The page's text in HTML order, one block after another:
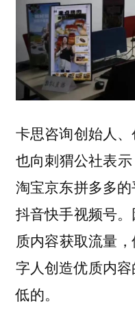
卡思咨询创始人
也向刺猬公社表
淘宝京东拼多多
抖音快手视频号
质内容获取流量
字人创造优质内
低的。